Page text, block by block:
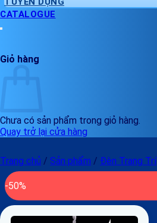
CATALOGUE
Giỏ hàng
Chưa có sản phẩm trong giỏ hàng.
Quay trở lại cửa hàng
Trang chủ / Sản phẩm / Đèn Trang Trí
-50%